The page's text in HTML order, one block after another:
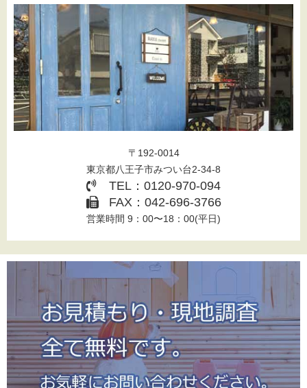
〒192-0014
東京都八王子市みつい台2-34-8
TEL：0120-970-094
FAX：042-696-3766
営業時間 9：00〜18：00(平日)